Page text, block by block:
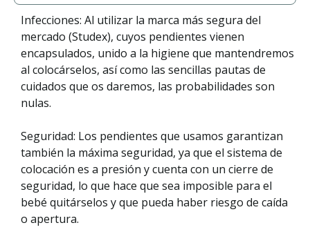
Infecciones: Al utilizar la marca más segura del
mercado (Studex), cuyos pendientes vienen
encapsulados, unido a la higiene que mantendremos
al colocárselos, así como las sencillas pautas de
cuidados que os daremos, las probabilidades son
nulas.
Seguridad: Los pendientes que usamos garantizan
también la máxima seguridad, ya que el sistema de
colocación es a presión y cuenta con un cierre de
seguridad, lo que hace que sea imposible para el
bebé quitárselos y que pueda haber riesgo de caída
o apertura.